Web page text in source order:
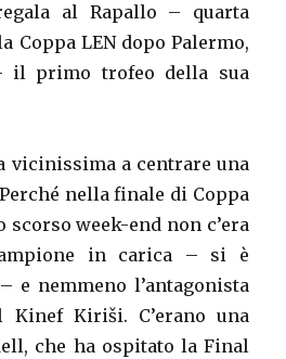
al Rapallo – quarta
Coppa LEN dopo Palermo,
il primo trofeo della sua
vicinissima a centrare una
nella finale di Coppa
week-end non c’era
in carica – si è
e nemmeno l’antagonista
Kinef Kiriši. C’erano una
che ha ospitato la Final